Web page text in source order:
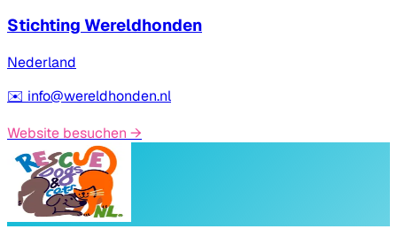
Stichting Wereldhonden
Nederland
✉️ info@wereldhonden.nl
Website besuchen →